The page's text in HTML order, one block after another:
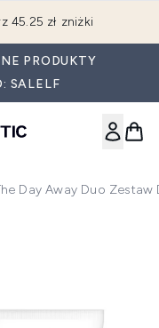
45.25 zł zniżki
PRODUKTY
SALELF
Day Away Duo
the Day Away Duo